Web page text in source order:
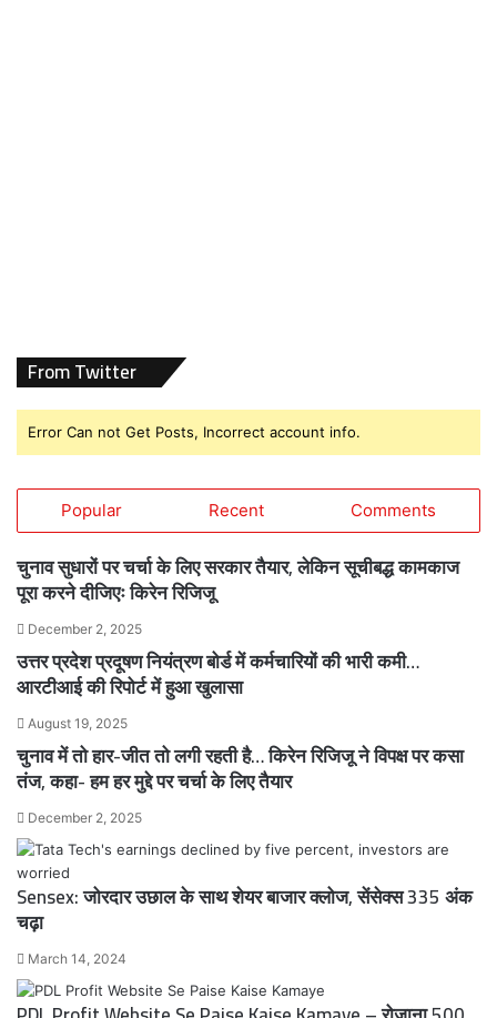
From Twitter
Error Can not Get Posts, Incorrect account info.
Popular Recent Comments
चुनाव सुधारों पर चर्चा के लिए सरकार तैयार, लेकिन सूचीबद्ध कामकाज
पूरा करने दीजिएः किरेन रिजिजू
December 2, 2025
उत्तर प्रदेश प्रदूषण नियंत्रण बोर्ड में कर्मचारियों की भारी कमी…
आरटीआई की रिपोर्ट में हुआ खुलासा
August 19, 2025
चुनाव में तो हार-जीत तो लगी रहती है… किरेन रिजिजू ने विपक्ष पर कसा
तंज, कहा- हम हर मुद्दे पर चर्चा के लिए तैयार
December 2, 2025
Sensex: जोरदार उछाल के साथ शेयर बाजार क्लोज, सेंसेक्स 335 अंक
चढ़ा
March 14, 2024